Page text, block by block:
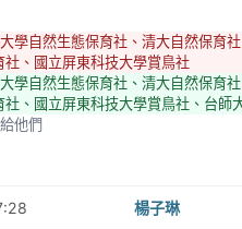
學自然生態保育社、清大自然保育
、國立屏東科技大學賞鳥社
學自然生態保育社、清大自然保育
、國立屏東科技大學賞鳥社、台師
他們
楊子琳